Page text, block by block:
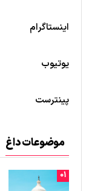
اینستاگرام
یوتیوب
پینترست
موضوعات داغ
01